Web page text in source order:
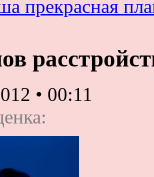
прекрасная
• 00:11